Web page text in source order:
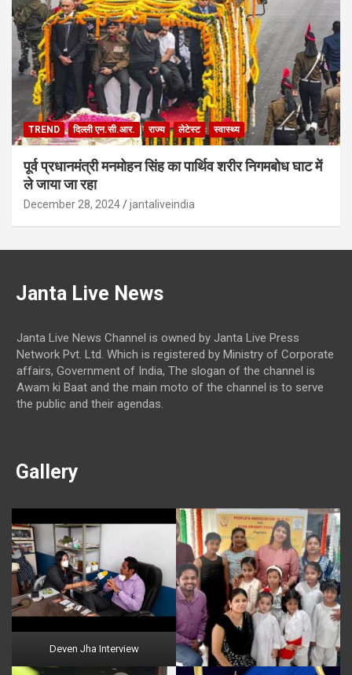
TREND दिल्ली एन.सी.आर. राज्य लेटेस्ट स्वास्थ्य
पूर्व प्रधानमंत्री मनमोहन सिंह का पार्थिव शरीर निगमबोध घाट में
ले जाया जा रहा
December 28, 2024 jantaliveindia
Janta Live News
Janta Live News Channel is owned by Janta Live Press
Network Pvt. Ltd. Which is registered by Ministry of Corporate
affairs, Government of India, The slogan of the channel is
Awam ki Baat and the main moto of the channel is to serve
the public and their agendas.
Gallery
Deven Jha Interview